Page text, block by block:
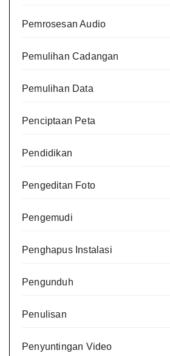
Pemrosesan Audio
Pemulihan Cadangan
Pemulihan Data
Penciptaan Peta
Pendidikan
Pengeditan Foto
Pengemudi
Penghapus Instalasi
Pengunduh
Penulisan
Penyuntingan Video